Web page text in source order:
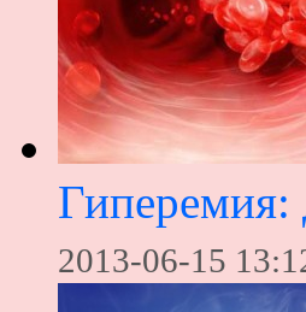
Гиперемия:
2013-06-15